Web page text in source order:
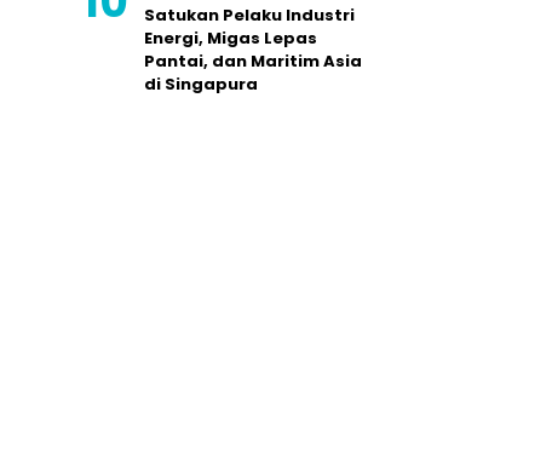
Satukan Pelaku Industri
Energi, Migas Lepas
Pantai, dan Maritim Asia
di Singapura